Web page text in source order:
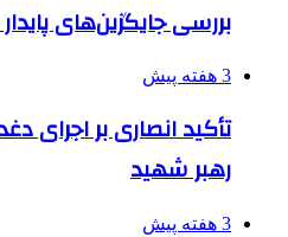
بررسی جایگزین‌های
3 هفته پیش
تأکید انصاری بر
رهبر شهید
3 هفته پیش